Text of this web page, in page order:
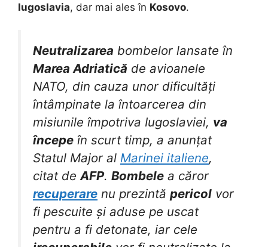
Iugoslavia, dar mai ales în Kosovo.
Neutralizarea bombelor lansate în
Marea Adriatică de avioanele
NATO, din cauza unor dificultăți
întâmpinate la întoarcerea din
misiunile împotriva Iugoslaviei, va
începe în scurt timp, a anunțat
Statul Major al Marinei italiene,
citat deAFP. Bombele a căror
recuperare nu prezintă pericol vor
fi pescuite și aduse pe uscat
pentru a fi detonate, iar cele